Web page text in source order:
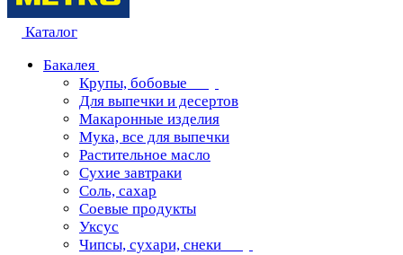
Каталог
Бакалея
Крупы, бобовые
Для выпечки и десертов
Макаронные изделия
Мука, все для выпечки
Растительное масло
Сухие завтраки
Соль, сахар
Соевые продукты
Уксус
Чипсы, сухари, снеки